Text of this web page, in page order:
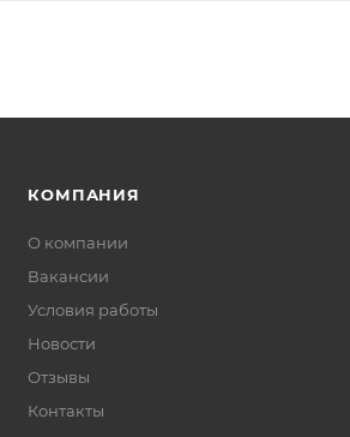
КОМПАНИЯ
О компании
Вакансии
Условия работы
Новости
Отзывы
Контакты